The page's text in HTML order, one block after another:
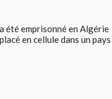
été emprisonné en Algérie
en cellule dans un pays